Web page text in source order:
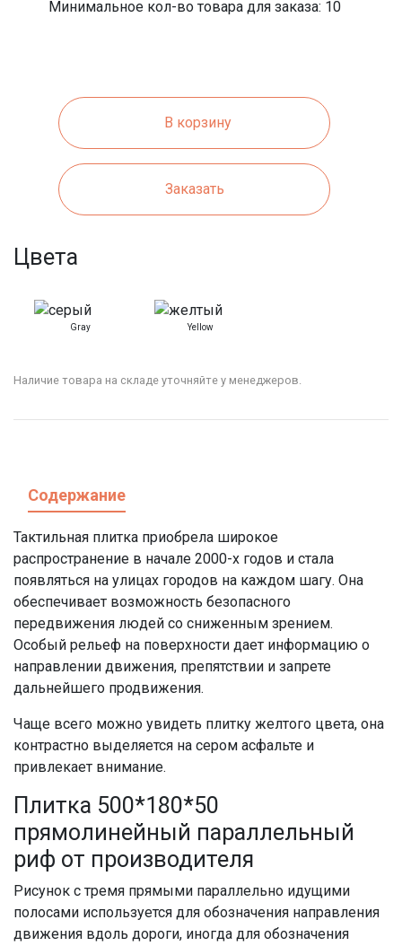
Минимальное кол-во товара для заказа: 10
В корзину
Заказать
Цвета
Gray Yellow
Наличие товара на складе уточняйте у менеджеров.
Содержание
Тактильная плитка приобрела широкое
распространение в начале 2000-х годов и стала
появляться на улицах городов на каждом шагу. Она
обеспечивает возможность безопасного
передвижения людей со сниженным зрением.
Особый рельеф на поверхности дает информацию о
направлении движения, препятствии и запрете
дальнейшего продвижения.
Чаще всего можно увидеть плитку желтого цвета, она
контрастно выделяется на сером асфальте и
привлекает внимание.
Плитка 500*180*50
прямолинейный параллельный
риф от производителя
Рисунок с тремя прямыми параллельно идущими
полосами используется для обозначения направления
движения вдоль дороги, иногда для обозначения